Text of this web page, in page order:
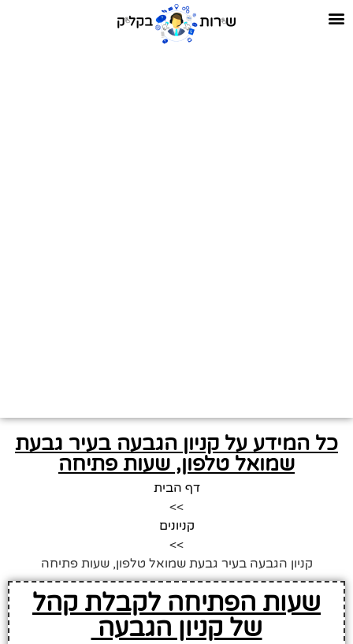
כל המידע על קניון הגבעה בעיר גבעת
שמואל טלפון, שעות פתיחה
דף הבית
>>
קניונים
>>
קניון הגבעה בעיר גבעת שמואל טלפון, שעות פתיחה
שעות הפתיחה לקבלת קהל
של קניון הגבעה